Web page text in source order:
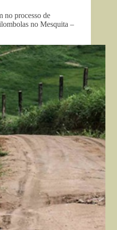
no processo de
no Mesquita –